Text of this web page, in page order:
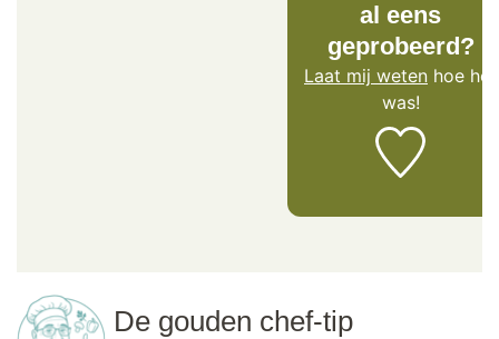
al eens
geprobeerd?
Laat mij weten hoe het
was!
De gouden chef-tip